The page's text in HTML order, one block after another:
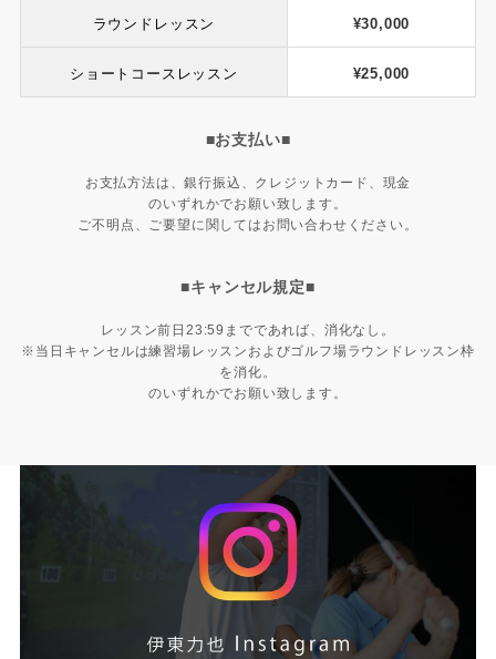
ラウンドレッスン ¥30,000
ショートコースレッスン ¥25,000
■お支払い■
お支払方法は、銀行振込、クレジットカード、現金
のいずれかでお願い致します。
ご不明点、ご要望に関してはお問い合わせください。
■キャンセル規定■
レッスン前日23:59までであれば、消化なし。
​※当日キャンセルは練習場レッスンおよびゴルフ場ラウンドレッスン枠
を消化。
のいずれかでお願い致します。